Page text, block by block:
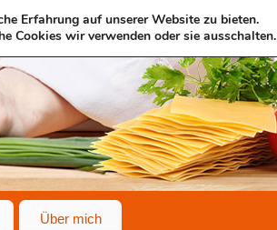
Über mich
Erfahrung auf unserer Website zu bieten.
Cookies wir verwenden oder sie ausschalten.